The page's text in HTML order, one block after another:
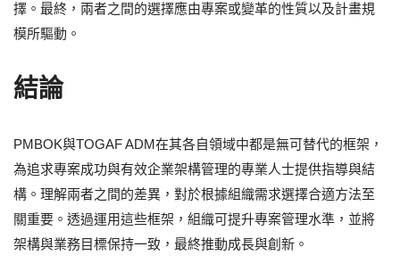
擇。最終，兩者之間的選擇應由專案或變革的性質以及計畫規
模所驅動。
結論
PMBOK與TOGAF ADM在其各自領域中都是無可替代的框架，
為追求專案成功與有效企業架構管理的專業人士提供指導與結
構。理解兩者之間的差異，對於根據組織需求選擇合適方法至
關重要。透過運用這些框架，組織可提升專案管理水準，並將
架構與業務目標保持一致，最終推動成長與創新。